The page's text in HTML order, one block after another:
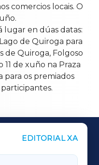
comercios locais. O
lugar en dúas datas:
de Quiroga para
de Quiroga, Folgoso
11 de xuño na Praza
para os premiados
EDITORIAL XA